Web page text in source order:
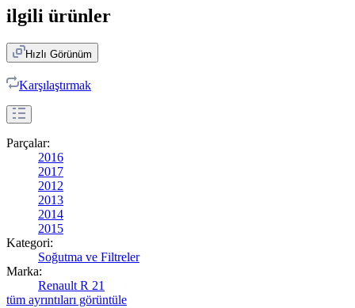
ilgili ürünler
Hızlı Görünüm
Karşılaştırmak
Parçalar:
2016
2017
2012
2013
2014
2015
Kategori:
Soğutma ve Filtreler
Marka:
Renault R 21
tüm ayrıntıları görüntüle